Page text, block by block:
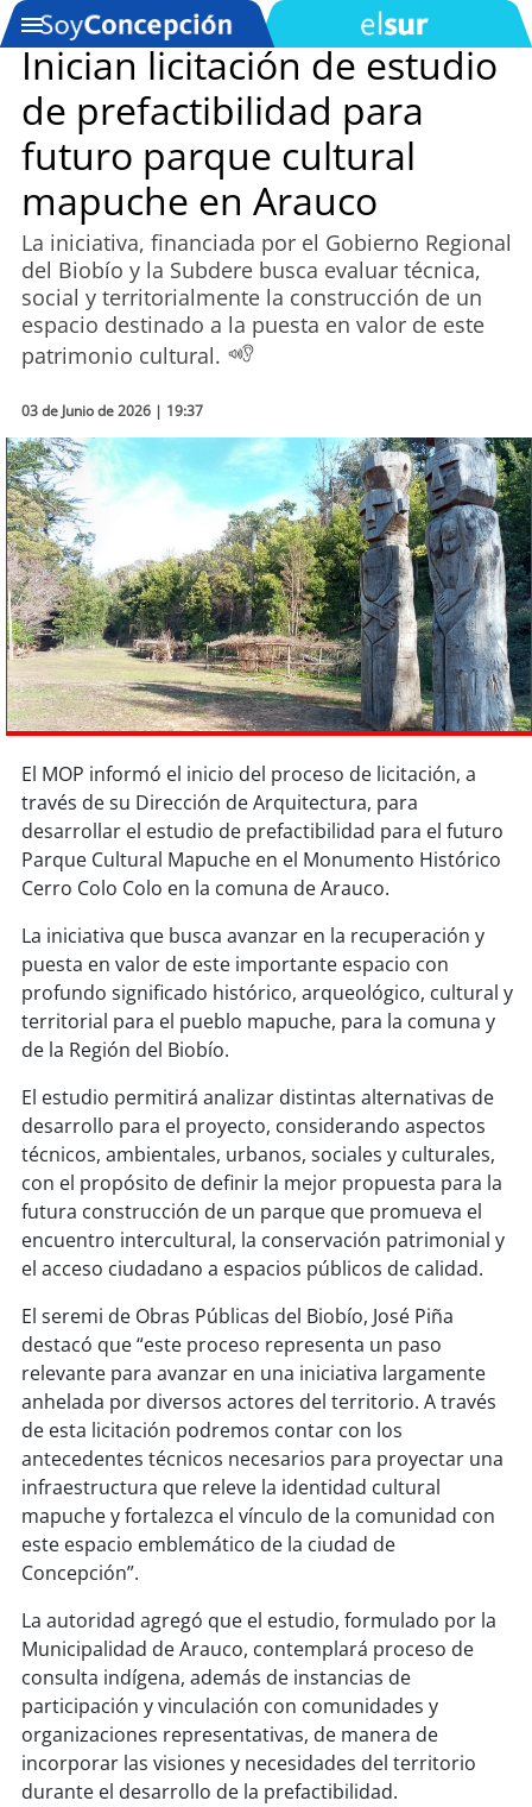
SOYTV
Podcast
Actualidad
Entretención
Economía
Tecnología
Sostenibilidad
soychile
soyarica
soyiquique
soy calama
soyantofagasta
soycopiapó
soy valparaíso
soyquillota
soychillán
soysancarlos
soytalcahuano
concepción
coronel
soy arauco
soytemuco
soyvaldivia
soypuertomontt
soychiloé
Inician licitación de estudio
de prefactibilidad para
futuro parque cultural
mapuche en Arauco
La iniciativa, financiada por el Gobierno Regional
del Biobío y la Subdere busca evaluar técnica,
social y territorialmente la construcción de un
espacio destinado a la puesta en valor de este
patrimonio cultural.
03 de Junio de 2026 | 19:37
El MOP informó el inicio del proceso de licitación, a
través de su Dirección de Arquitectura, para
desarrollar el estudio de prefactibilidad para el futuro
Parque Cultural Mapuche en el Monumento Histórico
Cerro Colo Colo en la comuna de Arauco.
La iniciativa que busca avanzar en la recuperación y
puesta en valor de este importante espacio con
profundo significado histórico, arqueológico, cultural y
territorial para el pueblo mapuche, para la comuna y
de la Región del Biobío.
El estudio permitirá analizar distintas alternativas de
desarrollo para el proyecto, considerando aspectos
técnicos, ambientales, urbanos, sociales y culturales,
con el propósito de definir la mejor propuesta para la
futura construcción de un parque que promueva el
encuentro intercultural, la conservación patrimonial y
el acceso ciudadano a espacios públicos de calidad.
El seremi de Obras Públicas del Biobío, José Piña
destacó que “este proceso representa un paso
relevante para avanzar en una iniciativa largamente
anhelada por diversos actores del territorio. A través
de esta licitación podremos contar con los
antecedentes técnicos necesarios para proyectar una
infraestructura que releve la identidad cultural
mapuche y fortalezca el vínculo de la comunidad con
este espacio emblemático de la ciudad de
Concepción”.
La autoridad agregó que el estudio, formulado por la
Municipalidad de Arauco, contemplará proceso de
consulta indígena, además de instancias de
participación y vinculación con comunidades y
organizaciones representativas, de manera de
incorporar las visiones y necesidades del territorio
durante el desarrollo de la prefactibilidad.